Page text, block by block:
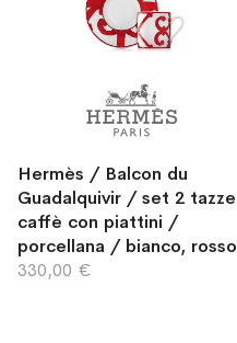
Hermès / Balcon du
Guadalquivir / set 2 tazze
caffè con piattini /
porcellana / bianco, rosso
330,00 €